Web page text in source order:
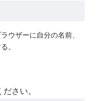
ウザーに自分の名前、
。
さい。